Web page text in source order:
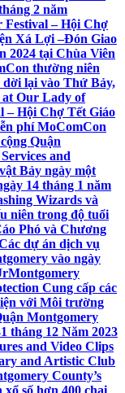
2 năm
Festival – Hội Chợ
Xá Lợi –Đón Giao
2024 tại Chùa Viên
thường niên
lại vào Thứ Bảy,
at Our Lady of
– Hội Chợ Tết Giáo
phí MoComCon
Quận
and
Bảy ngày một
14 tháng 1 năm
Wizards và
niên trong độ tuổi
Phó và Chương
dự án dịch vụ
vào ngày
Montgomery
Cung cấp các
với Môi trường
Montgomery
tháng 12 Năm 2023
and Video Clips
and Artistic Club
County’s
xổ số hơn 400 chai